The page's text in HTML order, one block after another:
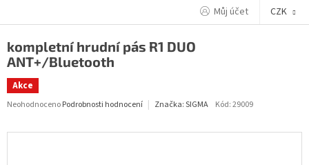
Můj účet CZK
kompletní hrudní pás R1 DUO
ANT+/Bluetooth
Akce
Průměrné
NeohodnocenoPodrobnosti hodnocení Značka:SIGMA Kód:29009